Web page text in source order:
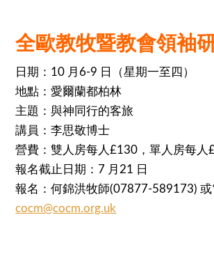
全歐教牧暨教會領袖
日期：10 月6-9 日（星期一至四）
地點：愛爾蘭都柏林
主題：與神同行的客旅
講員：李思敬博士
營費：雙人房每人£130，單人房每人
報名截止日期：7 月21 日
報名：何錦洪牧師(07877-589173) 或
cocm@cocm.org.uk